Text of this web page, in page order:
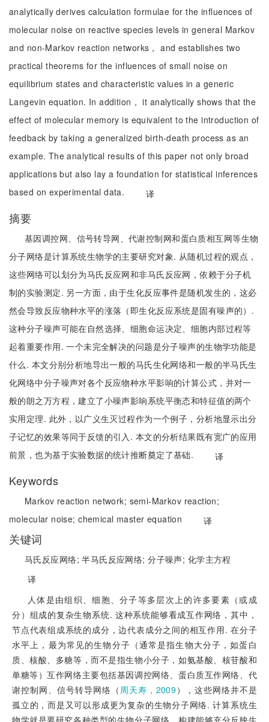
analytically derives calculation formulae for the influences of
molecular noise on reactive species levels in general Markov
and non-Markov reaction networks， and establishes two
practical theorems for the influences of small noise on
equilibrium states and characteristic values in a generic
Langevin equation. In addition， it analytically shows that the
effect of molecular memory is equivalent to the introduction of
feedback by taking a generalized birth-death process as an
example. The analytical results of this paper not only broad
applications but also lay a foundation for statistical inferences
based on experimental data.
译
摘要
基因调控网、信号转导网、代谢控制网和蛋白质相互网等生物
分子网络是计算系统生物学的主要研究对象. 从随机过程的观点，
这些网络可以划分为马氏反应网和非马氏反应网，依赖于分子机
制的实验测定. 另一方面，由于生化反应事件是随机发生的，这必
然会导致反应物种水平的涨落（即生化反应系统是固有噪声的）.
这种分子噪声可能在自然选择、细胞命运决定、细胞内部过程等
起着重要作用. 一个未完全解决的问题是分子噪声的生物学功能是
什么. 本文分别分析地导出一般的马氏生化网络和一般的半马氏生
化网络中分子噪声对各个反应物种水平影响的计算公式，并对一
般的朗之万方程，建立了小噪声影响系统平衡态和特征值的两个
实用定理. 此外，以广义生灭过程作为一个例子，分析地显示出分
子记忆的效果等同于反馈的引入. 本文的分析结果既有宽广的应用
前景，也为基于实验数据的统计推断奠定了基础.
译
Keywords
Markov reaction network; semi-Markov reaction;
molecular noise;chemical master equation 译
关键词
马氏反应网络;半马氏反应网络;分子噪声; 化学主方程
译
人体是由组织、细胞、分子等多层次上的许多要素（或成
分）组成的复杂生物系统. 这种系统能够看成互作网络，其中，
节点代表组成系统的成分，边代表成分之间的相互作用. 在分子
水平上，最为常见的生物分子（通常是指生物大分子，如蛋白
质、核酸、多糖等，而不是指生物小分子，如氨基酸、核苷酸和
单糖等）互作网络主要包括基因调控网络、蛋白质互作网络、代
谢控制网、信号转导网络（ 周天寿，2009），这些网络并不是
孤立的，而是又可以形成更为复杂的生物分子网络. 计算系统生
物学就是要研究各种类型的生物分子网络，构建能够充分反映生